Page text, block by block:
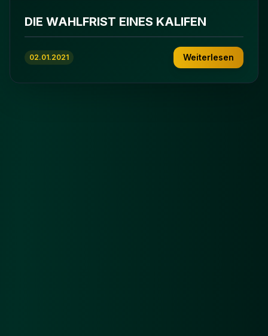
DIE WAHLFRIST EINES KALIFEN
02.01.2021 Weiterlesen